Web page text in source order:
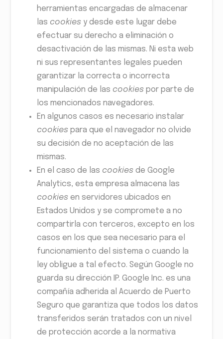
herramientas encargadas de almacenar
las cookiesy desde este lugar debe
efectuar su derecho a eliminación o
desactivación de las mismas. Ni esta web
ni sus representantes legales pueden
garantizar la correcta o incorrecta
manipulación de las cookiespor parte de
los mencionados navegadores.
En algunos casos es necesario instalar
cookiespara que el navegador no olvide
su decisión de no aceptación de las
mismas.
En el caso de las cookiesde Google
Analytics, esta empresa almacena las
cookiesen servidores ubicados en
Estados Unidos y se compromete a no
compartirla con terceros, excepto en los
casos en los que sea necesario para el
funcionamiento del sistema o cuando la
ley obligue a tal efecto. Según Google no
guarda su dirección IP. Google Inc. es una
compañía adherida al Acuerdo de Puerto
Seguro que garantiza que todos los datos
transferidos serán tratados con un nivel
de protección acorde a la normativa